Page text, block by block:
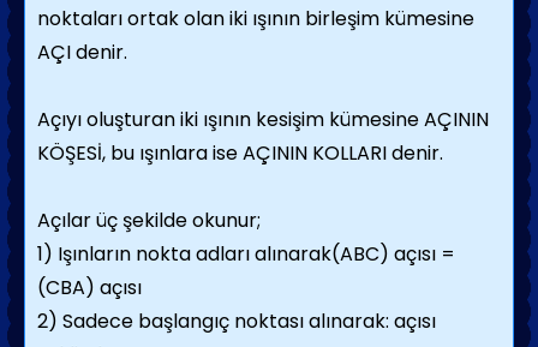
noktaları ortak olan iki ışının birleşim kümesine
AÇI denir.
Açıyı oluşturan iki ışının kesişim kümesine AÇININ
KÖŞESİ, bu ışınlara ise AÇININ KOLLARI denir.
Açılar üç şekilde okunur;
1) Işınların nokta adları alınarak(ABC) açısı =
(CBA) açısı
2) Sadece başlangıç noktası alınarak: açısı